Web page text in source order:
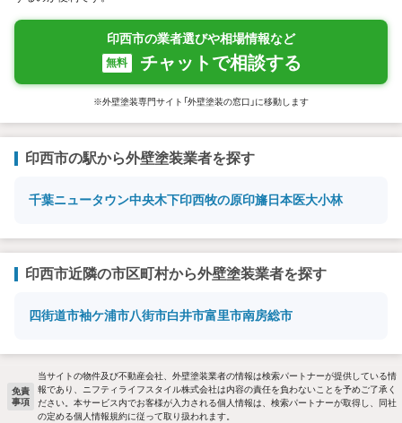
印西市の業者選びや相場情報など
無料 チャットで相談する
※外壁塗装専門サイト「外壁塗装の窓口」に移動します
印西市の駅から外壁塗装業者を探す
千葉ニュータウン中央木下印西牧の原印旛日本医大小林
印西市近隣の市区町村から外壁塗装業者を探す
四街道市袖ケ浦市八街市白井市富里市南房総市
免責
事項
当サイトの物件及び不動産会社、外壁塗装業者の情報は検索パートナーが提供している情
報であり、ニフティライフスタイル株式会社は内容の責任を負わないことを予めご了承く
ださい。本サービス内でお客様が入力される個人情報は、検索パートナーが取得し、同社
の定める個人情報規約に従って取り扱われます。